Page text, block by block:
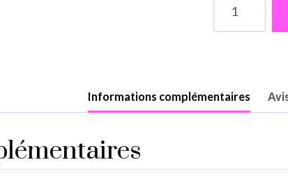
de
cannettes
bleu
Informations complémentaires